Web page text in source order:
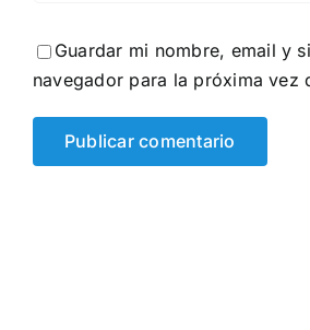
Guardar mi nombre, email y
navegador para la próxima vez